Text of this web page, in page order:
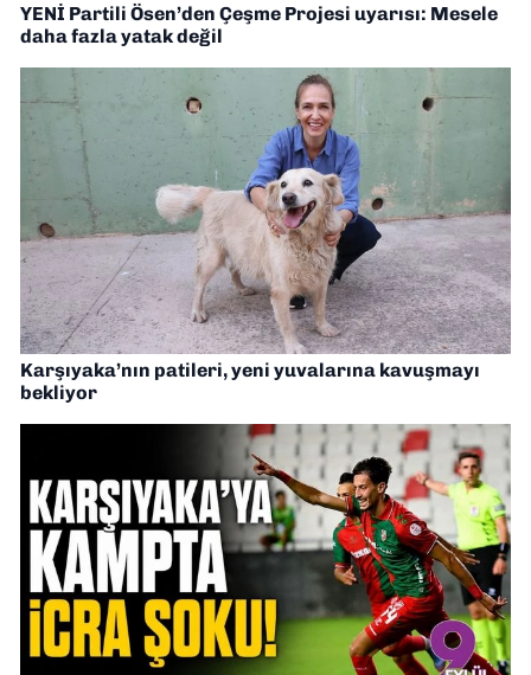
YENİ Partili Ösen’den Çeşme Projesi uyarısı: Mesele
daha fazla yatak değil
Karşıyaka’nın patileri, yeni yuvalarına kavuşmayı
bekliyor